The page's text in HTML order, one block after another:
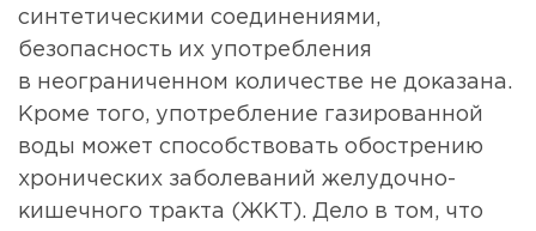
синтетическими соединениями,
безопасность их употребления
в неограниченном количестве не доказана.
Кроме того, употребление газированной
воды может способствовать обострению
хронических заболеваний желудочно-
кишечного тракта (ЖКТ). Дело в том, что